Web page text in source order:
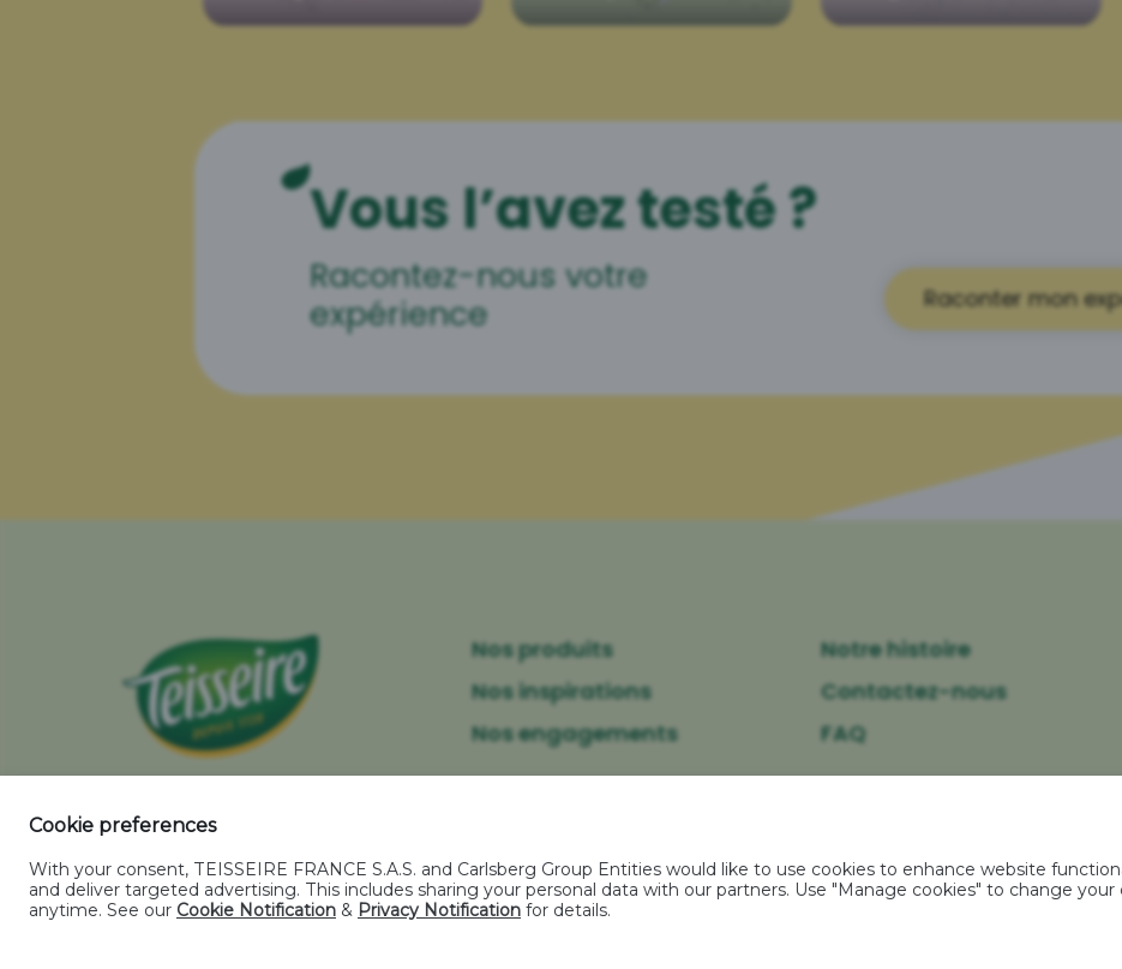
Vous l’avez testé ?
Racontez-nous votre
expérience
Raconter mon
Nos produits
Nos inspirations
Nos engagements
Notre histoire
Contactez-nous
FAQ
Mentions légales
Cookie preferences
With your consent, TEISSEIRE FRANCE S.A.S. and Carlsberg Group Entities would like to use cookies to enhance website
and deliver targeted advertising. This includes sharing your personal data with our partners. Use "Manage cookies" to change
anytime. See our Cookie Notification & Privacy Notification for details.